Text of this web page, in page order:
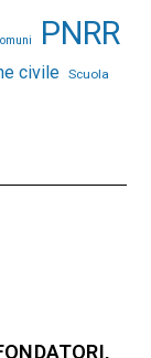
PNRR
civile Scuola